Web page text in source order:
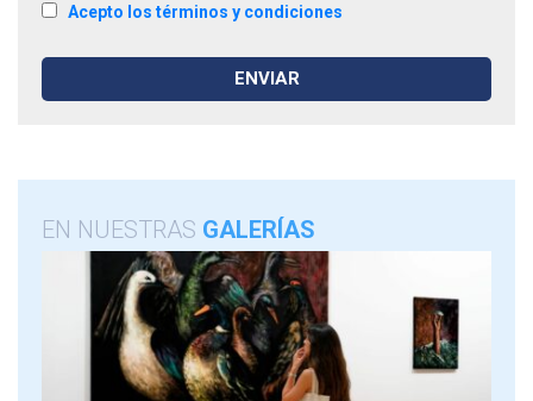
Acepto los términos y condiciones
EN NUESTRAS GALERÍAS